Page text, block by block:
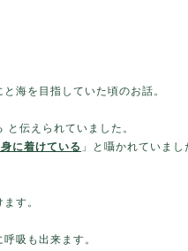
海を目指していた頃のお話。
伝えられていました。
に着けている 」と囁かれていまし
す。
吸も出来ます。